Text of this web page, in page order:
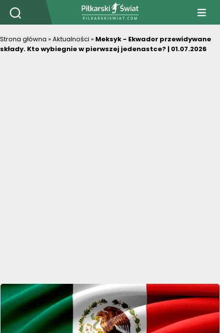
PiłkarskiSwiat.com
Strona główna »Aktualności » Meksyk - Ekwador przewidywane
składy. Kto wybiegnie w pierwszej jedenastce? | 01.07.2026